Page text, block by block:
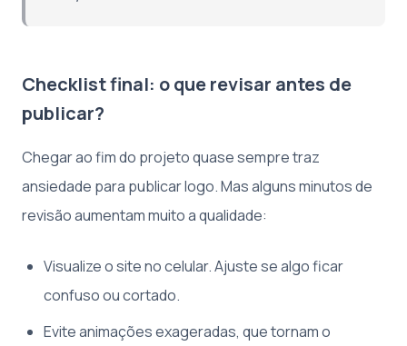
Checklist final: o que revisar antes de
publicar?
Chegar ao fim do projeto quase sempre traz
ansiedade para publicar logo. Mas alguns minutos de
revisão aumentam muito a qualidade:
Visualize o site no celular. Ajuste se algo ficar
confuso ou cortado.
Evite animações exageradas, que tornam o